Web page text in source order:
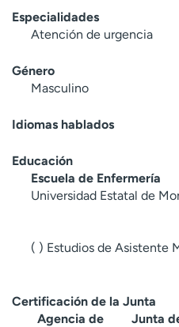
c
t
r
Especialidades
Atención de urgencia
Género
Masculino
Idiomas hablados
Educación
Escuela de Enfermería
Universidad Estatal de
( ) Estudios de Asistente
Certificación de la Junta
Agencia de
Junta